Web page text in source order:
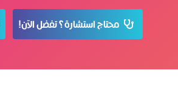
محتاج استشارة؟ تفضل الآن!